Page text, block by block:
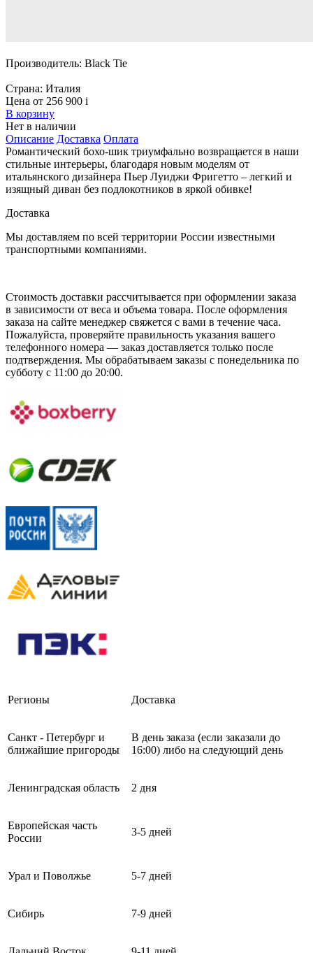
Производитель: Black Tie
Страна: Италия
Цена от 256 900 i
В корзину
Нет в наличии
Описание Доставка Оплата
Романтический бохо-шик триумфально возвращается в наши
стильные интерьеры, благодаря новым моделям от
итальянского дизайнера Пьер Луиджи Фригетто – легкий и
изящный диван без подлокотников в яркой обивке!
Доставка
Мы доставляем по всей территории России известными
транспортными компаниями.
Стоимость доставки рассчитывается при оформлении заказа
в зависимости от веса и объема товара. После оформления
заказа на сайте менеджер свяжется с вами в течение часа.
Пожалуйста, проверяйте правильность указания вашего
телефонного номера — заказ доставляется только после
подтверждения. Мы обрабатываем заказы с понедельника по
субботу с 11:00 до 20:00.
Регионы Доставка
Санкт - Петербург и
ближайшие пригороды
В день заказа (если заказали до
16:00) либо на следующий день
Ленинградская область 2 дня
Европейская часть
России
3-5 дней
Урал и Поволжье 5-7 дней
Сибирь 7-9 дней